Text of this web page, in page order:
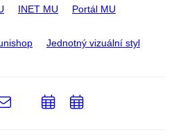
INET MU Portál MU
Jednotný vizuální styl
e-
PřidatPřidat